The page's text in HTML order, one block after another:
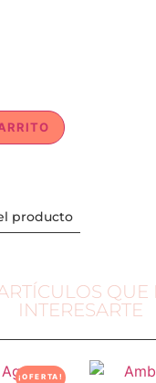
producto
QUE
INTERESARTE
¡OFERTA!